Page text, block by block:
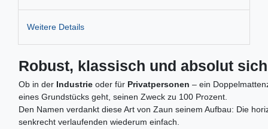
Weitere Details
Robust, klassisch und absolut
Ob in der Industrie oder für Privatpersonen – ein
eines Grundstücks geht, seinen Zweck zu 100 Prozent.
Den Namen verdankt diese Art von Zaun seinem Aufbau: Die
senkrecht verlaufenden wiederum einfach.